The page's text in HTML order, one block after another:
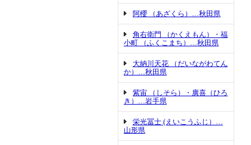
阿櫻 （あざくら）…秋田県
角右衛門 （かくえもん）・福
小町 （ふくこまち）…秋田県
大納川天花 （だいながわてん
か）…秋田県
紫宙 （しそら）・廣喜（ひろ
き）…岩手県
栄光冨士 (えいこうふじ）…
山形県